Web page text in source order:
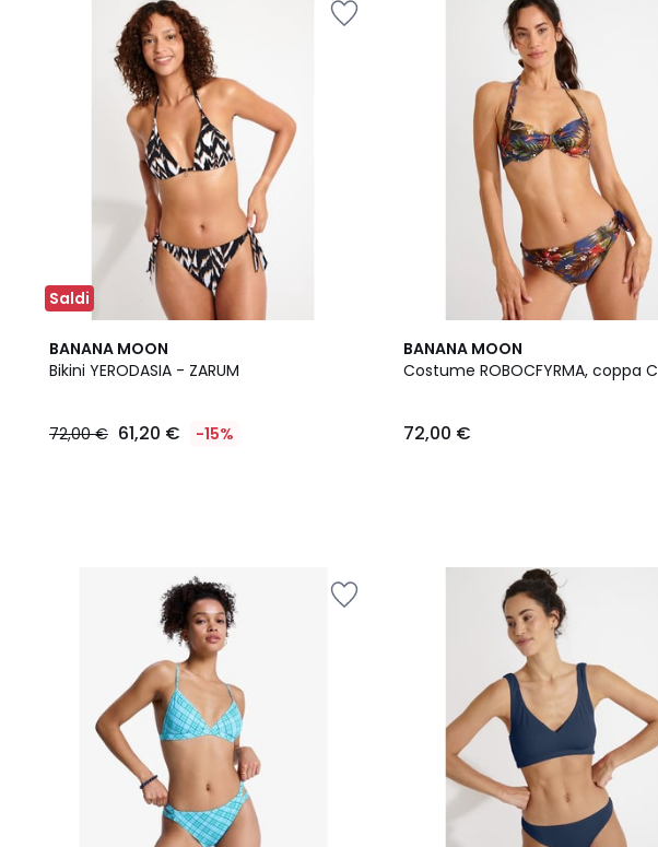
Saldi
BANANA MOON
Bikini YERODASIA - ZARUM
72,00 € 61,20 € -15%
BANANA MOON
Costume ROBOCFYRMA, coppa C
72,00 €